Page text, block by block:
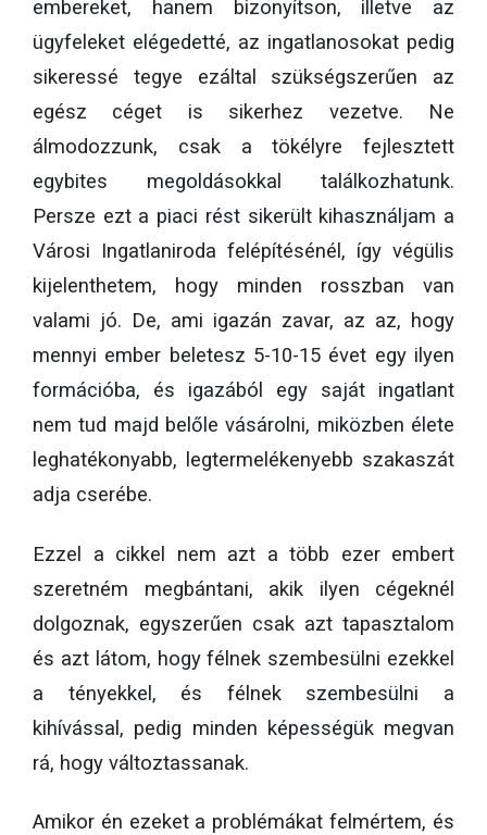
embereket, hanem bizonyítson, illetve az
ügyfeleket elégedetté, az ingatlanosokat pedig
sikeressé tegye ezáltal szükségszerűen az
egész céget is sikerhez vezetve. Ne
álmodozzunk, csak a tökélyre fejlesztett
egybites megoldásokkal találkozhatunk.
Persze ezt a piaci rést sikerült kihasználjam a
Városi Ingatlaniroda felépítésénél, így végülis
kijelenthetem, hogy minden rosszban van
valami jó. De, ami igazán zavar, az az, hogy
mennyi ember beletesz 5-10-15 évet egy ilyen
formációba, és igazából egy saját ingatlant
nem tud majd belőle vásárolni, miközben élete
leghatékonyabb, legtermelékenyebb szakaszát
adja cserébe.
Ezzel a cikkel nem azt a több ezer embert
szeretném megbántani, akik ilyen cégeknél
dolgoznak, egyszerűen csak azt tapasztalom
és azt látom, hogy félnek szembesülni ezekkel
a tényekkel, és félnek szembesülni a
kihívással, pedig minden képességük megvan
rá, hogy változtassanak.
Amikor én ezeket a problémákat felmértem, és